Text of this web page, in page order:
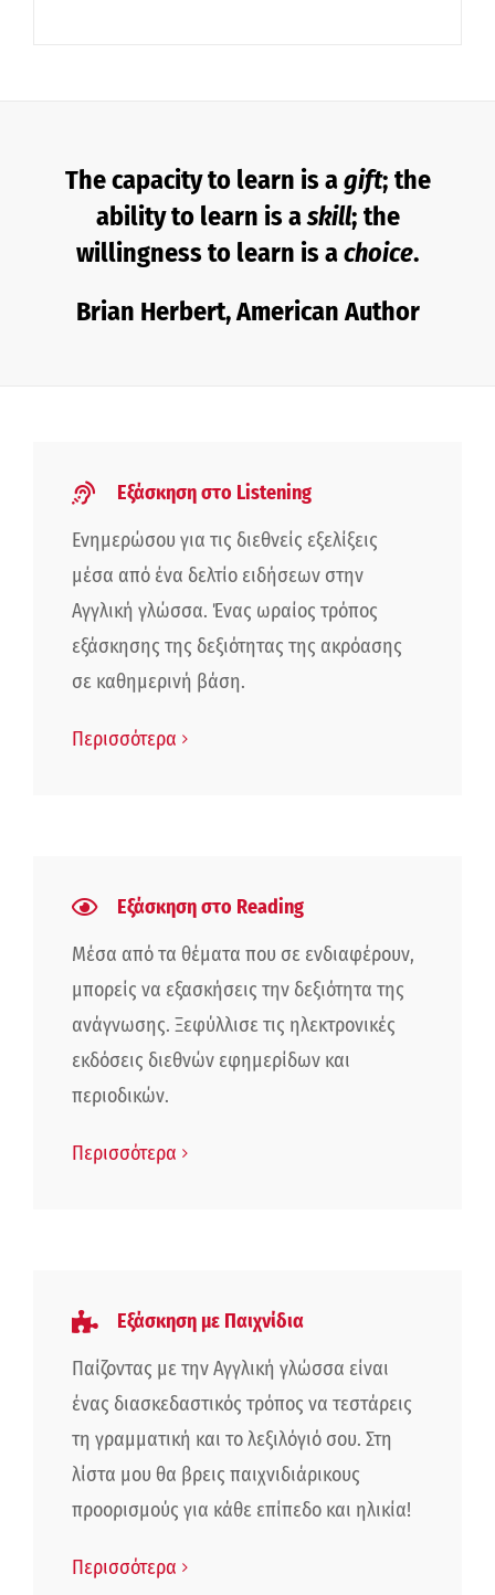
The capacity to learn is agift; the
ability to learn is askill; the
willingness to learn is achoice.
Brian Herbert, American Author
Εξάσκηση στο Listening
Ενημερώσου για τις διεθνείς εξελίξεις
μέσα από ένα δελτίο ειδήσεων στην
Αγγλική γλώσσα. Ένας ωραίος τρόπος
εξάσκησης της δεξιότητας της ακρόασης
σε καθημερινή βάση.
Περισσότερα
Εξάσκηση στο Reading
Μέσα από τα θέματα που σε ενδιαφέρουν,
μπορείς να εξασκήσεις την δεξιότητα της
ανάγνωσης. Ξεφύλλισε τις ηλεκτρονικές
εκδόσεις διεθνών εφημερίδων και
περιοδικών.
Περισσότερα
Εξάσκηση με Παιχνίδια
Παίζοντας με την Αγγλική γλώσσα είναι
ένας διασκεδαστικός τρόπος να τεστάρεις
τη γραμματική και το λεξιλόγιό σου. Στη
λίστα μου θα βρεις παιχνιδιάρικους
προορισμούς για κάθε επίπεδο και ηλικία!
Περισσότερα